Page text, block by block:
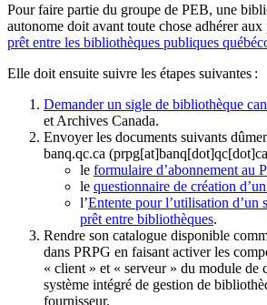
Pour faire partie du groupe de PEB, une
autonome doit avant toute chose adhérer
prêt entre les bibliothèques publiques
Elle doit ensuite suivre les étapes suivantes :
Demander un sigle de bibliothèque
et Archives Canada.
Envoyer les documents suivants
banq.qc.ca
le formulaire d’abonnement au
le questionnaire de création
l’Entente pour l’utilisation d’un
prêt entre bibliothèques.
Rendre son catalogue disponible
dans PRPG en faisant activer les
« client » et « serveur » du module de
système intégré de gestion de
fournisseur.